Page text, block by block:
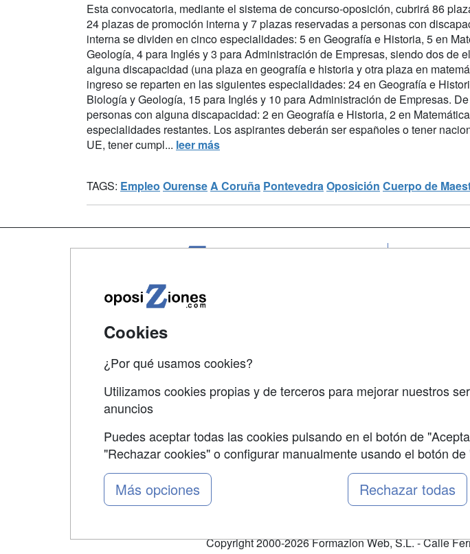
Esta convocatoria, mediante el sistema de concurso-oposición, cubrirá 86
24 plazas de promoción interna y 7 plazas reservadas a personas con
interna se dividen en cinco especialidades: 5 en Geografía e Historia, 5 en
Geología, 4 para Inglés y 3 para Administración de Empresas, siendo dos de
alguna discapacidad (una plaza en geografía e historia y otra plaza en
ingreso se reparten en las siguientes especialidades: 24 en Geografía e
Biología y Geología, 15 para Inglés y 10 para Administración de Empresas.
personas con alguna discapacidad: 2 en Geografía e Historia, 2 en
especialidades restantes. Los aspirantes deberán ser españoles o tener
UE, tener cumpl... leer más
TAGS: Empleo OurenseA Coruña PontevedraOposición Cuerpo de
Carreras
Grupo formazion:
Copyright 2000-2026 Formazion Web, S.L. - Calle
Cookies
¿Por qué usamos cookies?
Utilizamos cookies propias y de terceros para mejorar nuestros
anuncios
Puedes aceptar todas las cookies pulsando en el botón de
"Rechazar cookies" o configurar manualmente usando el botón
Más opciones Rechazar todas